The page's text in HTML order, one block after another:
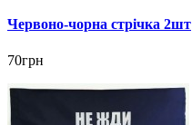
Червоно-чорна стрічка 2шт
70грн